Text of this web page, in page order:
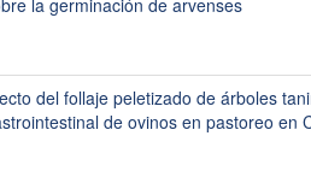
la germinación de arvenses
del follaje peletizado de árboles
de ovinos en pastoreo en